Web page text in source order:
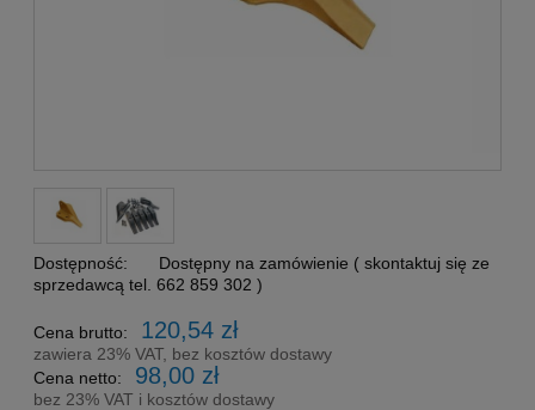
Dostępność:
Dostępny na zamówienie ( skontaktuj się ze
sprzedawcą tel. 662 859 302 )
Cena brutto: 120,54 zł
zawiera 23% VAT, bez kosztów dostawy
Cena netto:
98,00 zł
bez 23% VAT i kosztów dostawy